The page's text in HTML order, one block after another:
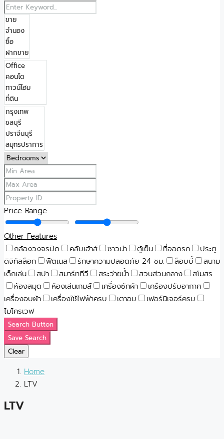
Price Range
Other Features
กล้องวงจรปิด
คลับเฮ้าส์ ซาวน่า ตู้เย็น ที่จอดรถ
ประตู
ดิจิทัลล็อก
ฟิตเนส รักษาความปลอดภัย 24 ชม. ล็อบบี้
สนาม
เด็กเล่น
สปา สมาร์ททีวี สระว่ายน้ำ สวนส่วนกลาง
สโมสร
ห้องสมุด
ห้องเล่นเกมส์ เครื่องซักผ้า
เครืองปรับอากาศ
เครื่องอบผ้า
เครื่องใช้ไฟฟ้าครบ เตาอบ
เฟอร์นิเจอร์ครบ
ไมโครเวฟ
Search Button
Save Search
Clear
Home
LTV
LTV